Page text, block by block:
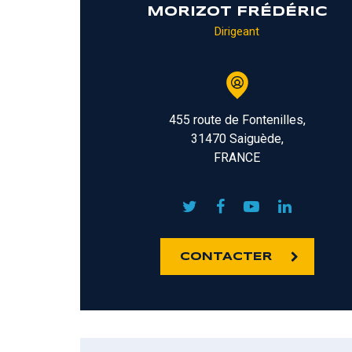
MORIZOT FRÉDÉRIC
Dirigeant
455 route de Fontenilles,
31470 Saiguède,
FRANCE
CONTACTER